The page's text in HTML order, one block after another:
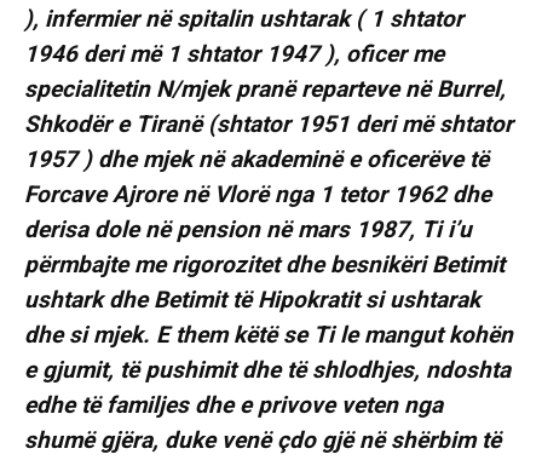
), infermier në spitalin ushtarak ( 1 shtator
1946 deri më 1 shtator 1947 ), oficer me
specialitetin N/mjek pranë reparteve në Burrel,
Shkodër e Tiranë (shtator 1951 deri më shtator
1957 ) dhe mjek në akademinë e oficerëve të
Forcave Ajrore në Vlorë nga 1 tetor 1962 dhe
derisa dole në pension në mars 1987, Ti i’u
përmbajte me rigorozitet dhe besnikëri Betimit
ushtark dhe Betimit të Hipokratit si ushtarak
dhe si mjek. E them këtë se Ti le mangut kohën
e gjumit, të pushimit dhe të shlodhjes, ndoshta
edhe të familjes dhe e privove veten nga
shumë gjëra, duke venë çdo gjë në shërbim të